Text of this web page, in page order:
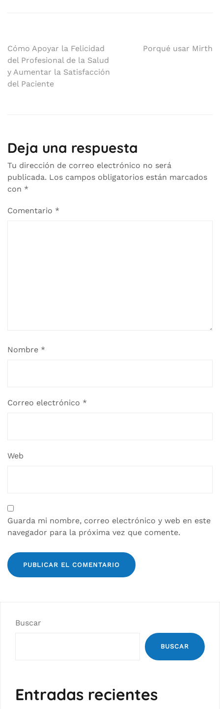
Navegación
de
entradas
Cómo Apoyar la Felicidad
del Profesional de la Salud
y Aumentar la Satisfacción
del Paciente
Porqué usar Mirth
Deja una respuesta
Tu dirección de correo electrónico no será
publicada. Los campos obligatorios están marcados
con *
Comentario *
Nombre *
Correo electrónico *
Web
Guarda mi nombre, correo electrónico y web en este
navegador para la próxima vez que comente.
Buscar
BUSCAR
Entradas recientes